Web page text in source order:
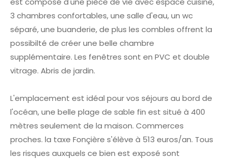
3 chambres confortables, une salle d'eau, un wc
séparé, une buanderie, de plus les combles offrent la
possibilté de créer une belle chambre
supplémentaire. Les fenêtres sont en PVC et double
vitrage. Abris de jardin.
L'emplacement est idéal pour vos séjours au bord de
l'océan, une belle plage de sable fin est situé à 400
mètres seulement de la maison. Commerces
proches. la taxe Fonçière s'élève à 513 euros/an. Tous
les risques auxquels ce bien est exposé sont